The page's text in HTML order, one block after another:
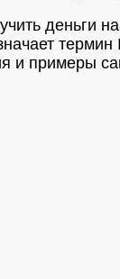
деньги
и примеры